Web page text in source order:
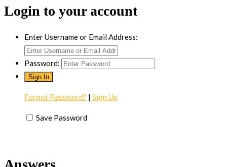
Login to your account
Enter Username or Email Address:
Password:
Forgot Password? | Sign Up
Save Password